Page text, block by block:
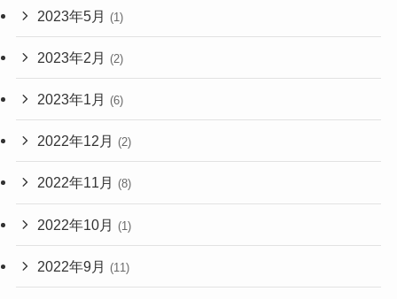
2023年5月 (1)
2023年2月 (2)
2023年1月 (6)
2022年12月 (2)
2022年11月 (8)
2022年10月 (1)
2022年9月 (11)